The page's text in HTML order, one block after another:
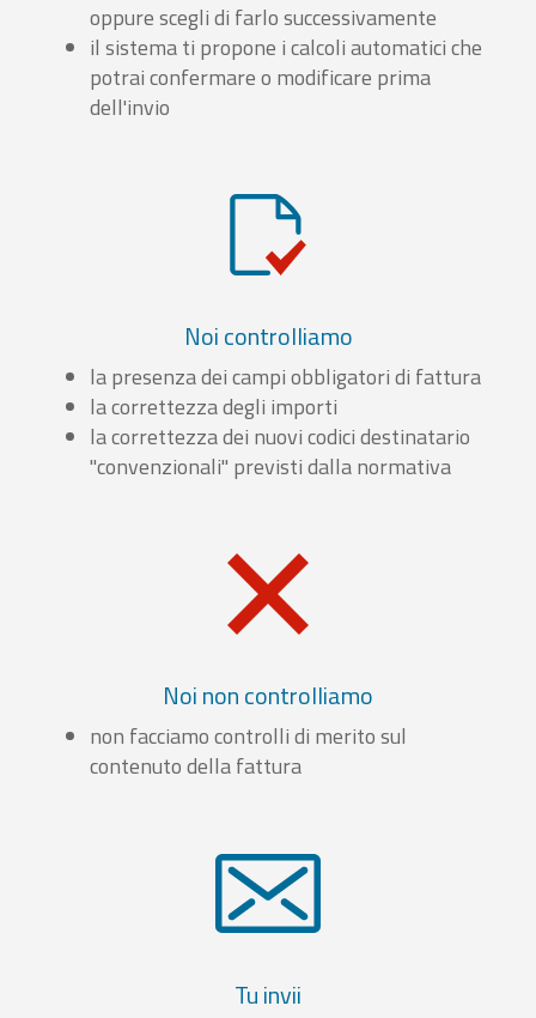
oppure scegli di farlo successivamente
il sistema ti propone i calcoli automatici che
potrai confermare o modificare prima
dell'invio
Noi controlliamo
la presenza dei campi obbligatori di fattura
la correttezza degli importi
la correttezza dei nuovi codici destinatario
"convenzionali" previsti dalla normativa
Noi non controlliamo
non facciamo controlli di merito sul
contenuto della fattura
Tu invii